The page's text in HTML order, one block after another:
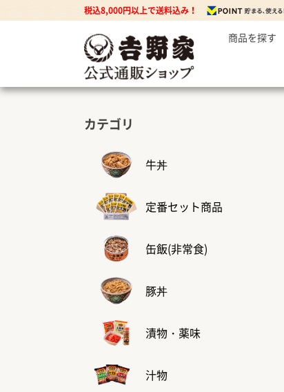
税込8,000円以上で送料込み！
商品を探す
牛丼の具
カテゴリ
牛丼
定番セット商品
缶飯(非常食)
豚丼
漬物・薬味
汁物